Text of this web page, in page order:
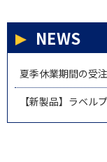
NEWS
夏季休業期間の受
【新製品】ラベ